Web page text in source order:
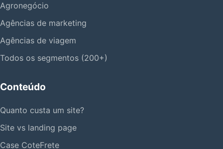
Agronegócio
Agências de marketing
Agências de viagem
Todos os segmentos (200+)
Conteúdo
Quanto custa um site?
Site vs landing page
Case CoteFrete